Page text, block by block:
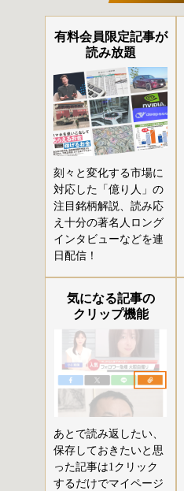
有料会員限定記事が
読み放題
刻々と変化する市場に
対応した「億り人」の
注目銘柄解説、読み応
え十分の著名人ロング
インタビューなどを連
日配信！
気になる記事の
クリップ機能
あとで読み返したい、
保存しておきたいと思
った記事は1クリック
するだけでマイページ